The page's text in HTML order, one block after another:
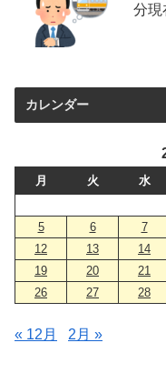
分現
カレンダー
月 火 水
5
6 7
12
13 14
19
20 21
26
27 28
« 12月 2月 »